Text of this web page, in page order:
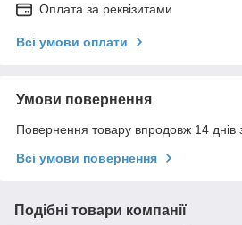
Оплата за реквізитами
Всі умови оплати
Умови повернення
Повернення товару впродовж 14 днів
Всі умови повернення
Подібні товари компанії